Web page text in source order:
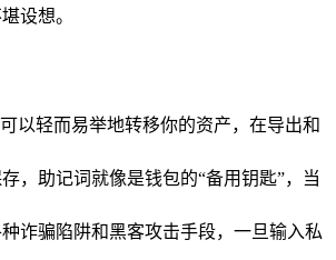
设想。
以轻而易举地转移你的资产，在导出和
，助记词就像是钱包的“备用钥匙”，当
诈骗陷阱和黑客攻击手段，一旦输入私